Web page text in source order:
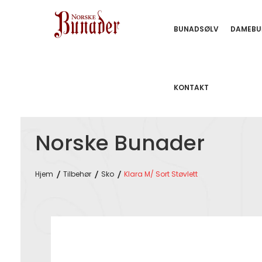
BUNADSØLV
KONTAKT
Norske Bunader
Hjem Tilbehør Sko Klara M/ Sort Støvlett